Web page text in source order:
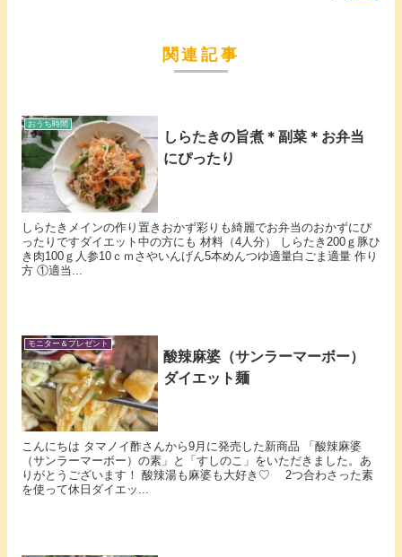
関連記事
おうち時間
しらたきの旨煮＊副菜＊お弁当
にぴったり
しらたきメインの作り置きおかず彩りも綺麗でお弁当のおかずにぴ
ったりですダイエット中の方にも 材料（4人分） しらたき200ｇ豚ひ
き肉100ｇ人参10ｃｍさやいんげん5本めんつゆ適量白ごま適量 作り
方 ①適当...
モニター＆プレゼント
酸辣麻婆（サンラーマーボー）
ダイエット麺
こんにちは タマノイ酢さんから9月に発売した新商品 「酸辣麻婆
（サンラーマーボー）の素」と「すしのこ」をいただきました。あ
りがとうございます！ 酸辣湯も麻婆も大好き♡ 2つ合わさった素
を使って休日ダイエッ...